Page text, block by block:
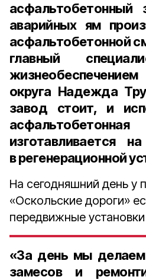
аварийных ям
асфальтобетонной
главный
округа Надежда
завод стоит, и
изготавливается
в регенерационной
На сегодняшний день у
«Оскольские дороги»
передвижные
«За день мы
замесов и